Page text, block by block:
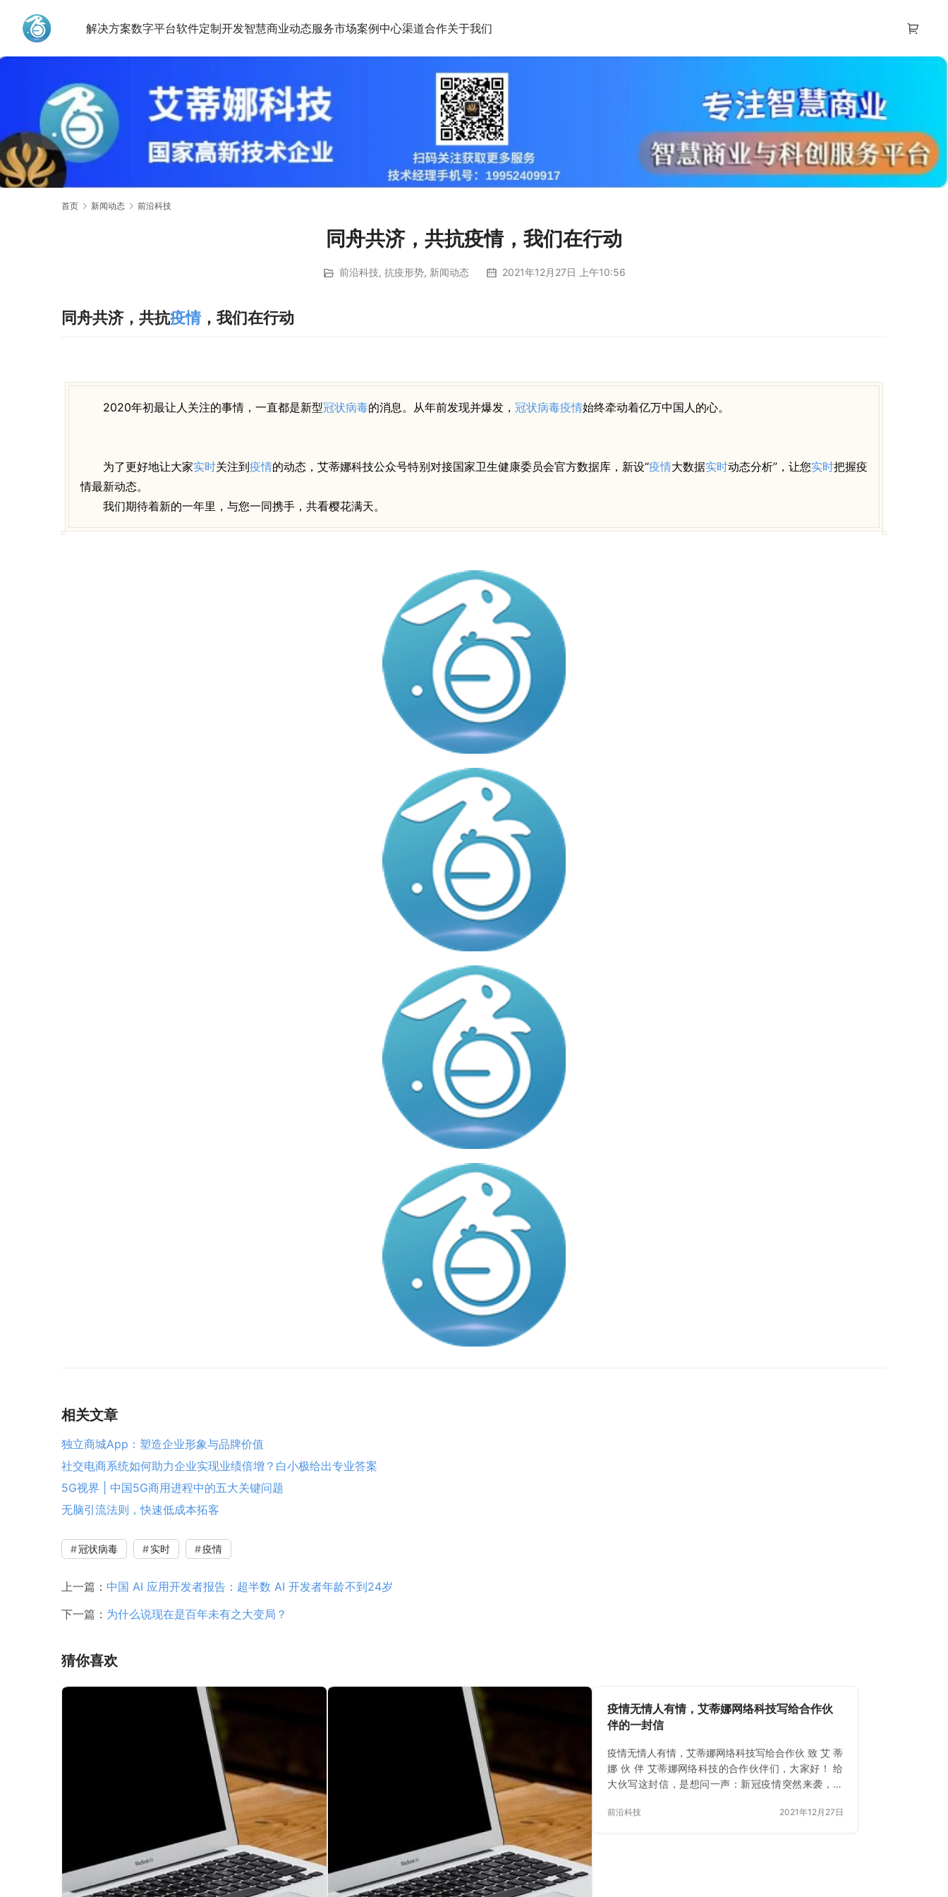
解决方案数字平台软件定制开发智慧商业动态服务市场案例中心渠道合作关于我们
首页 新闻动态 前沿科技
同舟共济，共抗疫情，我们在行动
前沿科技, 抗疫形势, 新闻动态 2021年12月27日 上午10:56
同舟共济，共抗疫情，我们在行动
2020年初最让人关注的事情，一直都是新型冠状病毒的消息。从年前发现并爆发， 冠状病毒疫情始终牵动着亿万中国人的心。
为了更好地让大家实时关注到疫情的动态，艾蒂娜科技公众号特别对接国家卫生健康委员会官方数据库，新设“疫情大数据实时动态分析”，让您实时把握疫
情最新动态。
我们期待着新的一年里，与您一同携手，共看樱花满天。
相关文章
独立商城App：塑造企业形象与品牌价值
社交电商系统如何助力企业实现业绩倍增？白小极给出专业答案
5G视界 | 中国5G商用进程中的五大关键问题
无脑引流法则，快速低成本拓客
冠状病毒 实时 疫情
上一篇： 中国 AI 应用开发者报告：超半数 AI 开发者年龄不到24岁
下一篇： 为什么说现在是百年未有之大变局？
猜你喜欢
疫情无情人有情，艾蒂娜网络科技写给合作伙
伴的一封信
疫情无情人有情，艾蒂娜网络科技写给合作伙 致 艾 蒂
娜 伙 伴 艾蒂娜网络科技的合作伙伴们，大家好！ 给
大伙写这封信，是想问一声：新冠疫情突然来袭，您
么，艾蒂…
前沿科技 2021年12月27日